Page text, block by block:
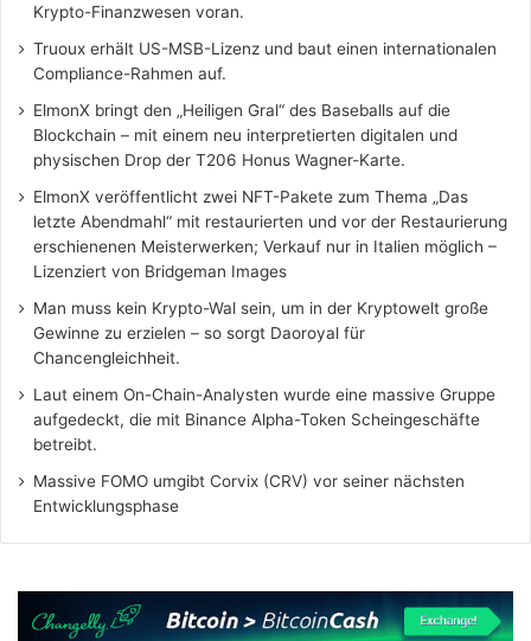
Krypto-Finanzwesen voran.
Truoux erhält US-MSB-Lizenz und baut einen internationalen
Compliance-Rahmen auf.
ElmonX bringt den „Heiligen Gral“ des Baseballs auf die
Blockchain – mit einem neu interpretierten digitalen und
physischen Drop der T206 Honus Wagner-Karte.
ElmonX veröffentlicht zwei NFT-Pakete zum Thema „Das
letzte Abendmahl“ mit restaurierten und vor der Restaurierung
erschienenen Meisterwerken; Verkauf nur in Italien möglich –
Lizenziert von Bridgeman Images
Man muss kein Krypto-Wal sein, um in der Kryptowelt große
Gewinne zu erzielen – so sorgt Daoroyal für
Chancengleichheit.
Laut einem On-Chain-Analysten wurde eine massive Gruppe
aufgedeckt, die mit Binance Alpha-Token Scheingeschäfte
betreibt.
Massive FOMO umgibt Corvix (CRV) vor seiner nächsten
Entwicklungsphase